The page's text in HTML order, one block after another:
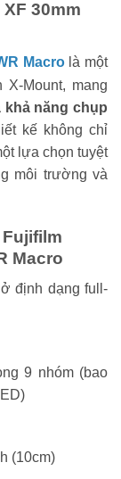
30mm
Macro là một
Mount, mang
năng chụp
kế không chỉ
lựa chọn tuyệt
môi trường và
Macro
định dạng full-
9 nhóm (bao
(10cm)